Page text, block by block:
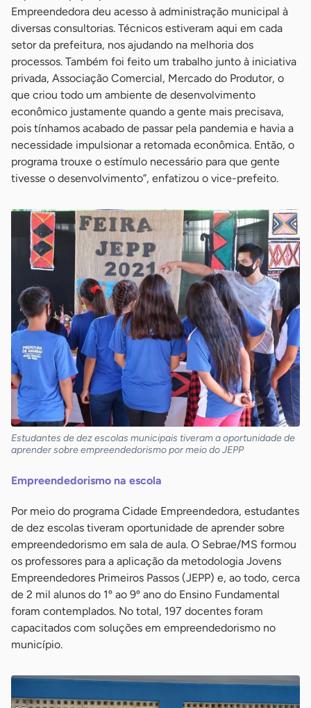
Empreendedora deu acesso à administração municipal à
diversas consultorias. Técnicos estiveram aqui em cada
setor da prefeitura, nos ajudando na melhoria dos
processos. Também foi feito um trabalho junto à iniciativa
privada, Associação Comercial, Mercado do Produtor, o
que criou todo um ambiente de desenvolvimento
econômico justamente quando a gente mais precisava,
pois tínhamos acabado de passar pela pandemia e havia a
necessidade impulsionar a retomada econômica. Então, o
programa trouxe o estímulo necessário para que gente
tivesse o desenvolvimento”, enfatizou o vice-prefeito.
Estudantes de dez escolas municipais tiveram a oportunidade de
aprender sobre empreendedorismo por meio do JEPP
Empreendedorismo na escola
Por meio do programa Cidade Empreendedora, estudantes
de dez escolas tiveram oportunidade de aprender sobre
empreendedorismo em sala de aula. O Sebrae/MS formou
os professores para a aplicação da metodologia Jovens
Empreendedores Primeiros Passos (JEPP) e, ao todo, cerca
de 2 mil alunos do 1º ao 9º ano do Ensino Fundamental
foram contemplados. No total, 197 docentes foram
capacitados com soluções em empreendedorismo no
município.